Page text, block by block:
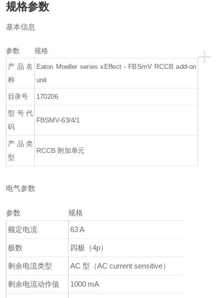
规格参数
基本信息
+
参数 规格
产品名
称
Eaton Moeller series xEffect - FBSmV RCCB add-on
unit
目录号 170206
型号代
码
FBSMV-63/4/1
产品类
型
RCCB 附加单元
电气参数
参数
规格
额定电流
63 A
极数 四极（4p）
剩余电流类型 AC 型（AC current sensitive）
剩余电流动作值 1000 mA